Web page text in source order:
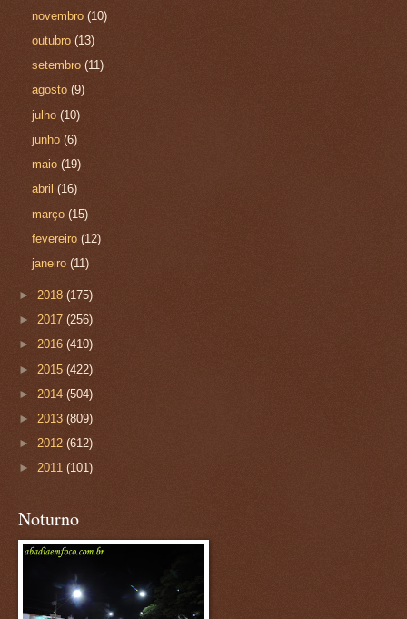
novembro(10)
outubro(13)
setembro(11)
agosto(9)
julho(10)
junho(6)
maio(19)
abril(16)
março(15)
fevereiro(12)
janeiro(11)
► 2018 (175)
► 2017 (256)
► 2016 (410)
► 2015 (422)
► 2014 (504)
► 2013 (809)
► 2012 (612)
► 2011 (101)
Noturno